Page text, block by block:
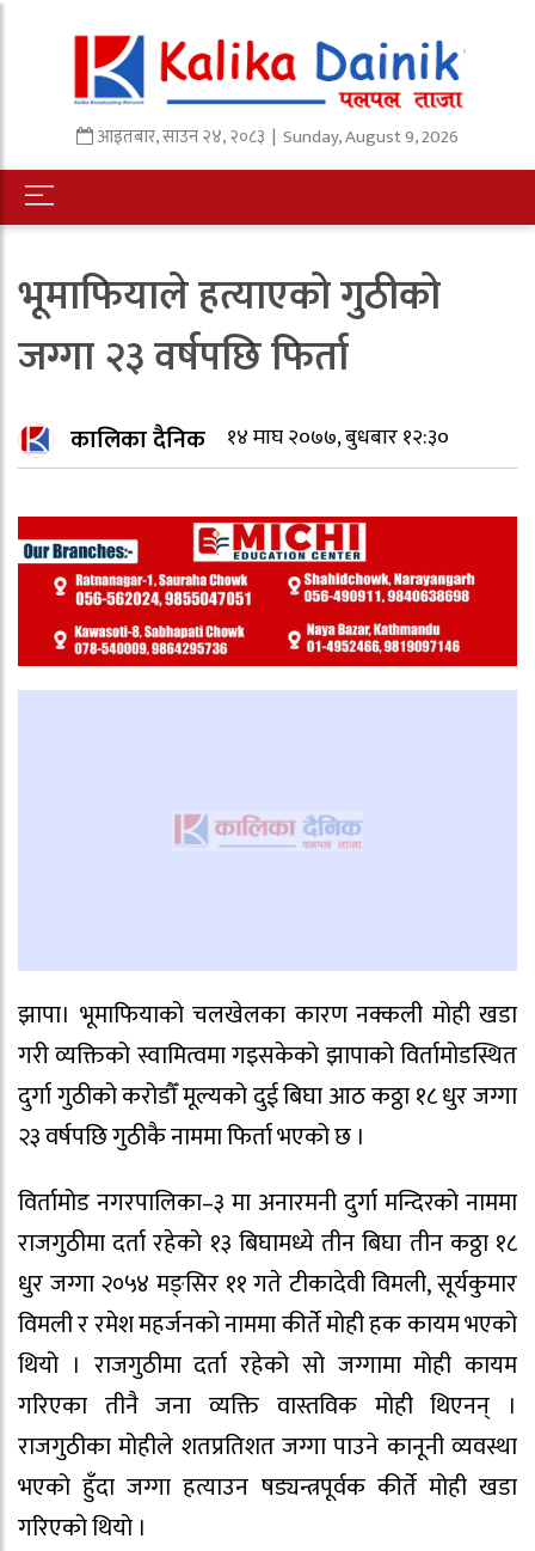
आइतबार,साउन२४,२०८३ | Sunday, August 9, 2026
भूमाफियाले हत्याएको गुठीको
जग्गा २३ वर्षपछि फिर्ता
कालिका दैनिक १४ माघ २०७७, बुधबार १२:३०
झापा। भूमाफियाको चलखेलका कारण नक्कली मोही खडा
गरी व्यक्तिको स्वामित्वमा गइसकेको झापाको विर्तामोडस्थित
दुर्गा गुठीको करोडौँ मूल्यको दुई बिघा आठ कठ्ठा १८ धुर जग्गा
२३ वर्षपछि गुठीकै नाममा फिर्ता भएको छ ।
विर्तामोड नगरपालिका–३ मा अनारमनी दुर्गा मन्दिरको नाममा
राजगुठीमा दर्ता रहेको १३ बिघामध्ये तीन बिघा तीन कठ्ठा १८
धुर जग्गा २०५४ मङ्सिर ११ गते टीकादेवी विमली, सूर्यकुमार
विमली र रमेश महर्जनको नाममा कीर्ते मोही हक कायम भएको
थियो । राजगुठीमा दर्ता रहेको सो जग्गामा मोही कायम
गरिएका तीनै जना व्यक्ति वास्तविक मोही थिएनन् ।
राजगुठीका मोहीले शतप्रतिशत जग्गा पाउने कानूनी व्यवस्था
भएको हुँदा जग्गा हत्याउन षड्यन्त्रपूर्वक कीर्ते मोही खडा
गरिएको थियो ।